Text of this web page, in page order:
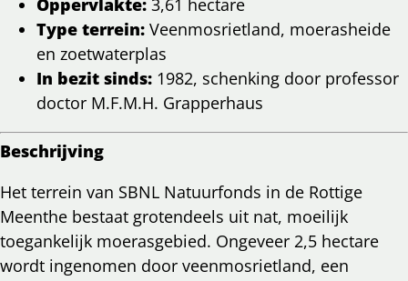
Oppervlakte: 3,61 hectare
Type terrein: Veenmosrietland, moerasheide
en zoetwaterplas
In bezit sinds: 1982, schenking door professor
doctor M.F.M.H. Grapperhaus
Beschrijving
Het terrein van SBNL Natuurfonds in de Rottige
Meenthe bestaat grotendeels uit nat, moeilijk
toegankelijk moerasgebied. Ongeveer 2,5 hectare
wordt ingenomen door veenmosrietland, een